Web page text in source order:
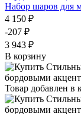
Набор шаров для
4 150 ₽
-207 ₽
3 943 ₽
В корзину
Товар добавлен в